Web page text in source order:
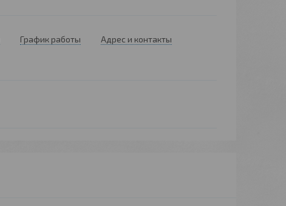
График работы
Адрес и контакты